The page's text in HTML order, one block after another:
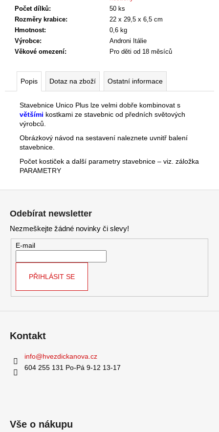
Počet dílků:
50 ks
Rozměry krabice:
22 x 29,5 x 6,5 cm
Hmotnost:
0,6 kg
Výrobce:
Androni Itálie
Věkové omezení: Pro děti od 18 měsíců
Popis Dotaz na zboží Ostatní informace
Stavebnice Unico Plus lze velmi dobře kombinovat s
většími kostkami ze stavebnic od předních světových
výrobců.
Obrázkový návod na sestavení naleznete uvnitř balení
stavebnice.
Počet kostiček a další parametry stavebnice – viz. záložka
PARAMETRY
u
e
m
e
Odebírat newsletter
Nezmeškejte žádné novinky či slevy!
E-mail
PŘIHLÁSIT SE
Kontakt
info@hvezdickanova.cz
604 255 131 Po-Pá 9-12 13-17
Vše o nákupu